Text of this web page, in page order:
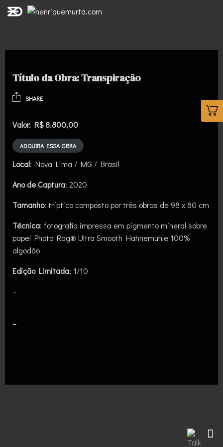
Título da Obra: Transpiração
SHARE
Valor: R$ 8.800,00
ADQUIRA ESSA OBRA
Local: Nova Lima / MG / Brasil
Ano de Captura: 2020
Tamanho: tríptico composto por três obras de 98 x 80 cm
Técnica: fotografia impressa em pigmento mineral sobre
papel Photo Rag® Ultra Smooth Hahnemuhle 100%
algodão
Edição Limitada: 1/10
–
–